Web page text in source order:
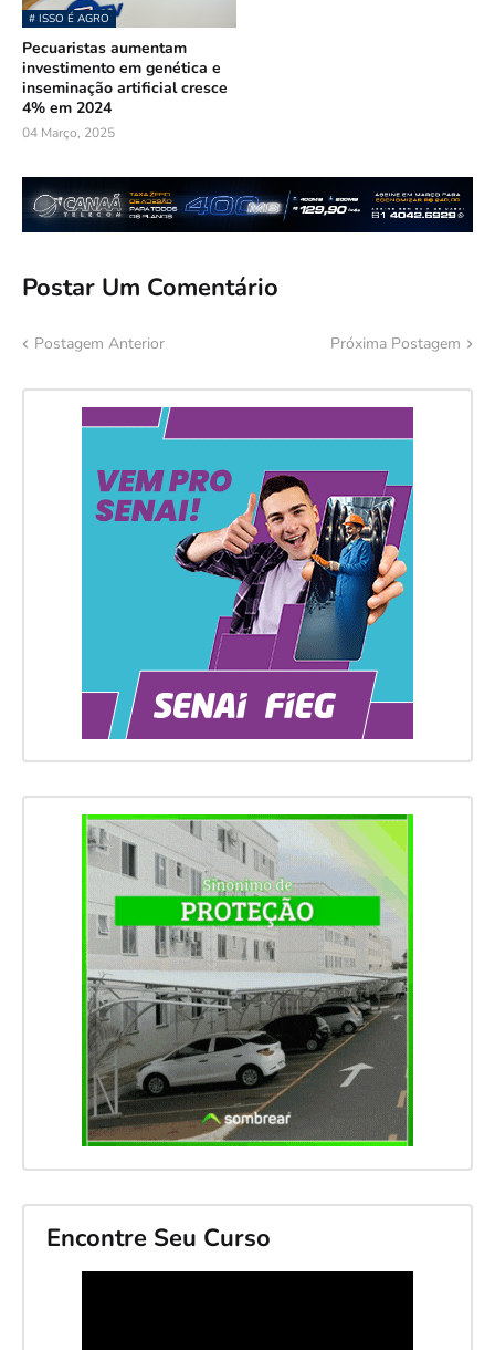
# ISSO É AGRO
Pecuaristas aumentam
investimento em genética e
inseminação artificial cresce
4% em 2024
04 Março, 2025
Postar Um Comentário
Postagem Anterior Próxima Postagem
Encontre Seu Curso